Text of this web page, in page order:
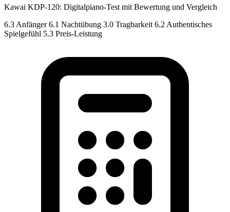
Kawai KDP-120: Digitalpiano-Test mit Bewertung und Vergleich
6.3 Anfänger 6.1 Nachtübung 3.0 Tragbarkeit 6.2 Authentisches
Spielgefühl 5.3 Preis-Leistung